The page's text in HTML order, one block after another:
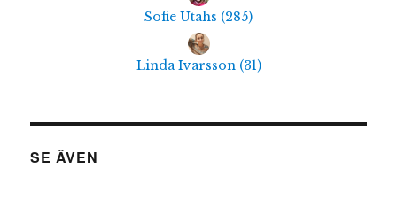
Sofie Utahs (285)
Linda Ivarsson (31)
SE ÄVEN